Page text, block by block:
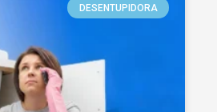
DESENTUPIDORA